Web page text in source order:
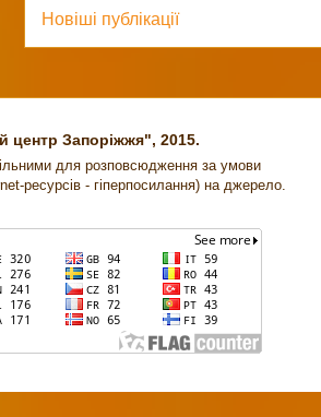
Новіші публікації
центр Запоріжжя", 2015.
для розповсюдження за умови
ресурсів - гіперпосилання) на джерело.